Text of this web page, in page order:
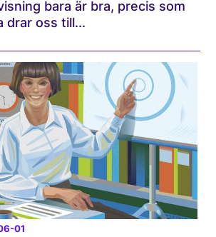
bara är bra, precis som
drar oss till...
01